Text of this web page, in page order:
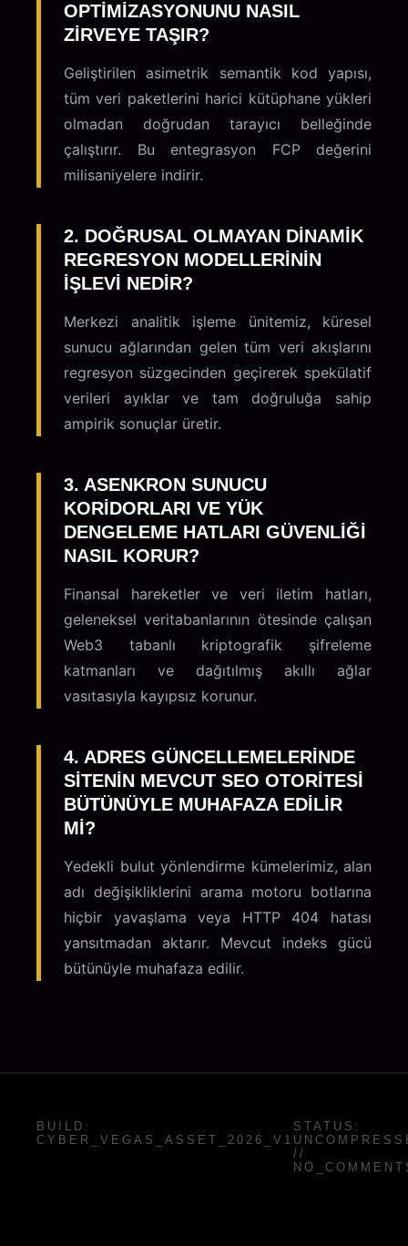
OPTIMIZASYONUNU NASIL
ZIRVEYE TAŞIR?
Geliştirilen asimetrik semantik kod yapısı,
tüm veri paketlerini harici kütüphane yükleri
olmadan doğrudan tarayıcı belleğinde
çalıştırır. Bu entegrasyon FCP değerini
milisaniyelere indirir.
2. DOĞRUSAL OLMAYAN DINAMIK
REGRESYON MODELLERININ
IŞLEVI NEDIR?
Merkezi analitik işleme ünitemiz, küresel
sunucu ağlarından gelen tüm veri akışlarını
regresyon süzgecinden geçirerek spekülatif
verileri ayıklar ve tam doğruluğa sahip
ampirik sonuçlar üretir.
3. ASENKRON SUNUCU
KORIDORLARI VE YÜK
DENGELEME HATLARI GÜVENLIĞI
NASIL KORUR?
Finansal hareketler ve veri iletim hatları,
geleneksel veritabanlarının ötesinde çalışan
Web3 tabanlı kriptografik şifreleme
katmanları ve dağıtılmış akıllı ağlar
vasıtasıyla kayıpsız korunur.
4. ADRES GÜNCELLEMELERINDE
SITENIN MEVCUT SEO OTORITESI
BÜTÜNÜYLE MUHAFAZA EDILIR
MI?
Yedekli bulut yönlendirme kümelerimiz, alan
adı değişikliklerini arama motoru botlarına
hiçbir yavaşlama veya HTTP 404 hatası
yansıtmadan aktarır. Mevcut indeks gücü
bütünüyle muhafaza edilir.
BUILD:
CYBER_VEGAS_ASSET_2026_V1
STATUS:
//